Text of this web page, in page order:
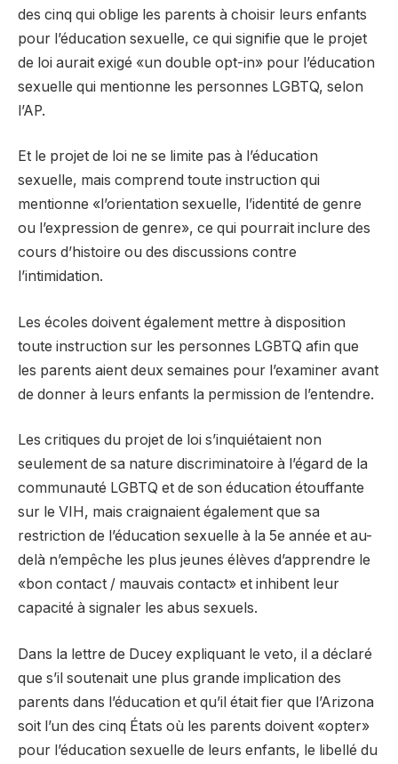
des cinq qui oblige les parents à choisir leurs enfants
pour l’éducation sexuelle, ce qui signifie que le projet
de loi aurait exigé «un double opt-in» pour l’éducation
sexuelle qui mentionne les personnes LGBTQ, selon
l’AP.
Et le projet de loi ne se limite pas à l’éducation
sexuelle, mais comprend toute instruction qui
mentionne «l’orientation sexuelle, l’identité de genre
ou l’expression de genre», ce qui pourrait inclure des
cours d’histoire ou des discussions contre
l’intimidation.
Les écoles doivent également mettre à disposition
toute instruction sur les personnes LGBTQ afin que
les parents aient deux semaines pour l’examiner avant
de donner à leurs enfants la permission de l’entendre.
Les critiques du projet de loi s’inquiétaient non
seulement de sa nature discriminatoire à l’égard de la
communauté LGBTQ et de son éducation étouffante
sur le VIH, mais craignaient également que sa
restriction de l’éducation sexuelle à la 5e année et au-
delà n’empêche les plus jeunes élèves d’apprendre le
«bon contact / mauvais contact» et inhibent leur
capacité à signaler les abus sexuels.
Dans la lettre de Ducey expliquant le veto, il a déclaré
que s’il soutenait une plus grande implication des
parents dans l’éducation et qu’il était fier que l’Arizona
soit l’un des cinq États où les parents doivent «opter»
pour l’éducation sexuelle de leurs enfants, le libellé du